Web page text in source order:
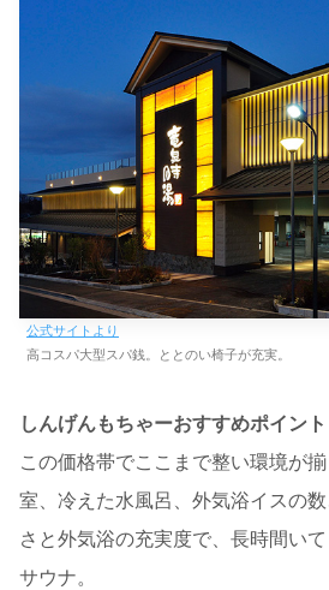
公式サイトより
高コスパ大型スパ銭。ととのい椅子が充実。
しんげんもちゃーおすすめポイント
この価格帯でここまで整い環境が
室、冷えた水風呂、外気浴イスの
さと外気浴の充実度で、長時間い
サウナ。